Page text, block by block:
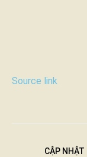
Source link
CẬP